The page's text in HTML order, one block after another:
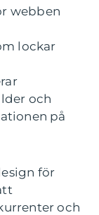
webben
lockar
och
på
för
och